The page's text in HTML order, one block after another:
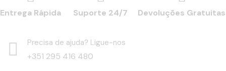
Entrega Rápida Suporte 24/7 Devoluções Gratuitas
Precisa de ajuda? Ligue-nos
+351 295 416 480